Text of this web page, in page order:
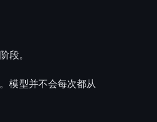
段。
模型并不会每次都从